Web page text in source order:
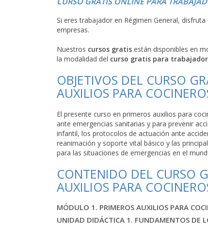
Si eres trabajador en Régimen General, disfruta
empresas.
Nuestros cursos gratis están disponibles en
la modalidad del curso gratis para
OBJETIVOS DEL CURSO
AUXILIOS PARA
El presente curso en primeros auxilios para
ante emergencias sanitarias y para prevenir
infantil, los protocolos de actuación ante
reanimación y soporte vital básico y las
para las situaciones de emergencias en el
CONTENIDO DEL CURSO
AUXILIOS PARA
MÓDULO 1. PRIMEROS AUXILIOS PARA
UNIDAD DIDÁCTICA 1. FUNDAMENTOS DE